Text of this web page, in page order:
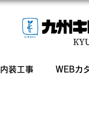
内装工事 WEBカ